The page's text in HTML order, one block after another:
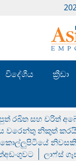
විදේශීය ක්‍රීඩා
රඛිත සහ චරිත්
වරෙන්තු නිකුත් කරයි
කොල්ලුපිටියේ
ලාෆ්ස්